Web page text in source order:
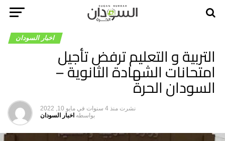
اخبار السودان
التربية و التعليم ترفض تأجيل
امتحانات الشهادة الثانوية –
السودان الحرة
نشرت منذ 4 سنوات في مايو 10, 2022
بواسطه اخبار السودان